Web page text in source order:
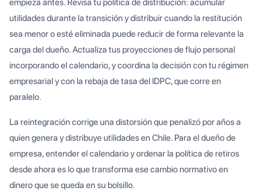
empieza antes. Revisa tu política de distribución: acumular
utilidades durante la transición y distribuir cuando la restitución
sea menor o esté eliminada puede reducir de forma relevante la
carga del dueño. Actualiza tus proyecciones de flujo personal
incorporando el calendario, y coordina la decisión con tu régimen
empresarial y con la rebaja de tasa del IDPC, que corre en
paralelo.
La reintegración corrige una distorsión que penalizó por años a
quien genera y distribuye utilidades en Chile. Para el dueño de
empresa, entender el calendario y ordenar la política de retiros
desde ahora es lo que transforma ese cambio normativo en
dinero que se queda en su bolsillo.